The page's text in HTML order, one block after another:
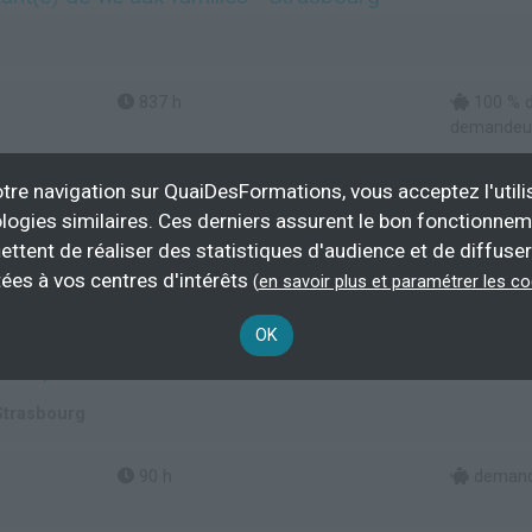
Plus d'informations
Assistance auprès d'enfants
des Assistants (es) de Recherche
navigation sur QuaiDesFormations, vous acceptez
similaires. Ces derniers assurent le bon
de réaliser des statistiques d'audience et de
à vos centres d'intérêts (en savoir plus et paramétrer les
OK